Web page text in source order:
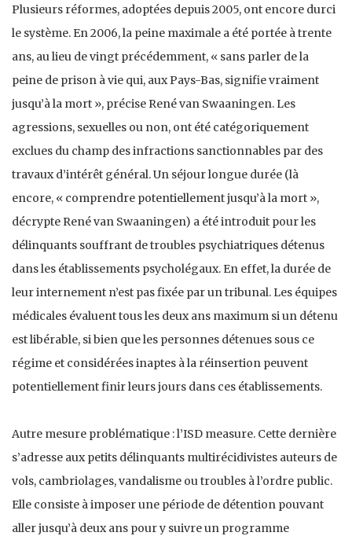
Plusieurs réformes, adoptées depuis 2005, ont encore durci
le système. En 2006, la peine maximale a été portée à trente
ans, au lieu de vingt précédemment, « sans parler de la
peine de prison à vie qui, aux Pays-Bas, signifie vraiment
jusqu’à la mort », précise René van Swaaningen. Les
agressions, sexuelles ou non, ont été catégoriquement
exclues du champ des infractions sanctionnables par des
travaux d’intérêt général. Un séjour longue durée (là
encore, « comprendre potentiellement jusqu’à la mort »,
décrypte René van Swaaningen) a été introduit pour les
délinquants souffrant de troubles psychiatriques détenus
dans les établissements psycholégaux. En effet, la durée de
leur internement n’est pas fixée par un tribunal. Les équipes
médicales évaluent tous les deux ans maximum si un détenu
est libérable, si bien que les personnes détenues sous ce
régime et considérées inaptes à la réinsertion peuvent
potentiellement finir leurs jours dans ces établissements.
Autre mesure problématique : l’ISD measure. Cette dernière
s’adresse aux petits délinquants multirécidivistes auteurs de
vols, cambriolages, vandalisme ou troubles à l’ordre public.
Elle consiste à imposer une période de détention pouvant
aller jusqu’à deux ans pour y suivre un programme